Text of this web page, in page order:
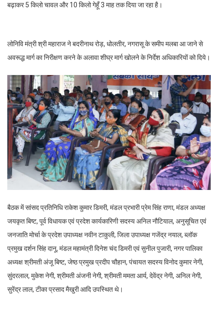
बढ़ाकर 5 किलो चावल और 10 किलो गेहूँ 3 माह तक दिया जा रहा है।
लोनिवि मंत्री श्री महाराज ने बदरीनाथ रोड़, धोलतीर, नगरासू के समीप मलबा आ जाने से
अवरूद्ध मार्ग का निरीक्षण करने के अलावा शीघ्र मार्ग खोलने के निर्देश अधिकारियों को दिये।
बैठक में सांसद प्रतिनिधि राकेश कुमार डिमरी, मंडल प्रभारी प्रेम सिंह राणा, मंडल अध्यक्ष
जयकृत बिष्ट, पूर्व विधायक एवं प्रदेश कार्यकारिणी सदस्य अनिल नौटियाल, अनुसूचित एवं
जनजाति मोर्चा के प्रदेश उपाध्यक्ष नवीन टाकुली, जिला उपाध्यक्ष गजेंद्र नयाल, ब्लॉक
प्रमुख दर्शन सिंह दानू, मंडल महामंत्री दिनेश चंद डिमरी एवं सुनील पुजारी, नगर पालिका
अध्यक्ष श्रीमती अंजू बिष्ट, जेष्ठ प्रमुख प्रदीप चौहान, पंचायत सदस्य विनोद कुमार नेगी,
सुंदरलाल, मुकेश नेगी, श्रीमती अंजनी नेगी, श्रीमती ममता आर्य, देवेंद्र नेगी, अनिल नेगी,
सुरेंद्र लाल, टीका प्रसाद मैखुरी आदि उपस्थित थे।